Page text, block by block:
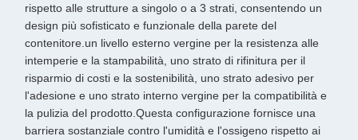
rispetto alle strutture a singolo o a 3 strati, consentendo un
design più sofisticato e funzionale della parete del
contenitore.un livello esterno vergine per la resistenza alle
intemperie e la stampabilità, uno strato di rifinitura per il
risparmio di costi e la sostenibilità, uno strato adesivo per
l'adesione e uno strato interno vergine per la compatibilità e
la pulizia del prodotto.Questa configurazione fornisce una
barriera sostanziale contro l'umidità e l'ossigeno rispetto ai